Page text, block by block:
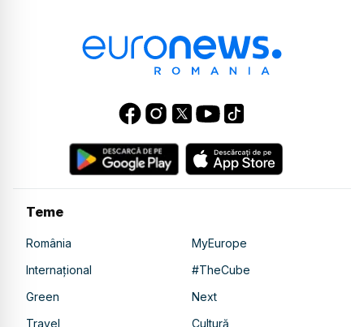
Teme
România
MyEurope
Internațional
#TheCube
Green
Next
Travel
Cultură